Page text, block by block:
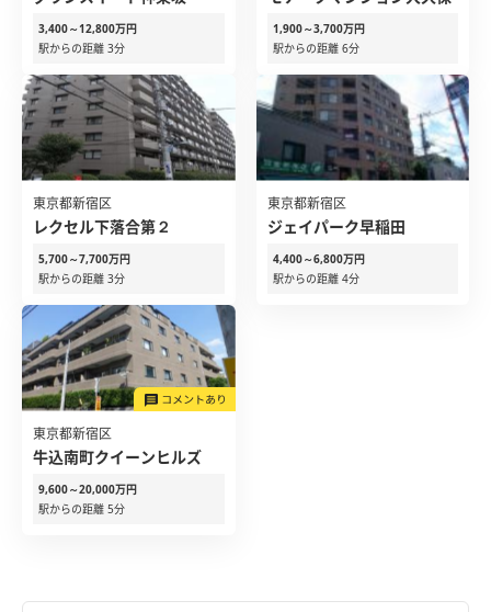
3,400～12,800万円
駅からの距離 3分
1,900～3,700万円
駅からの距離 6分
東京都新宿区
レクセル下落合第２
5,700～7,700万円
駅からの距離 3分
東京都新宿区
ジェイパーク早稲田
4,400～6,800万円
駅からの距離 4分
東京都新宿区
牛込南町クイーンヒルズ
9,600～20,000万円
駅からの距離 5分